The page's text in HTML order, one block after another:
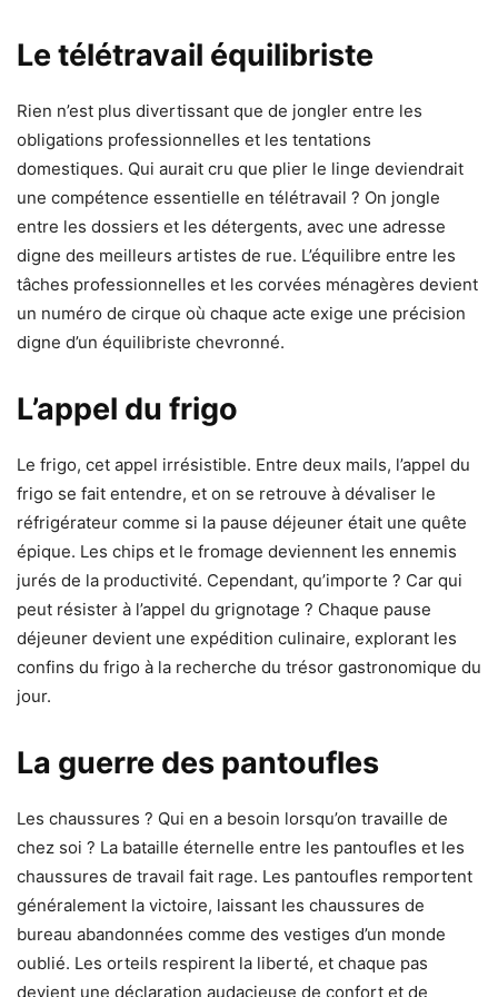
Le télétravail équilibriste
Rien n’est plus divertissant que de jongler entre les
obligations professionnelles et les tentations
domestiques. Qui aurait cru que plier le linge deviendrait
une compétence essentielle en télétravail ? On jongle
entre les dossiers et les détergents, avec une adresse
digne des meilleurs artistes de rue. L’équilibre entre les
tâches professionnelles et les corvées ménagères devient
un numéro de cirque où chaque acte exige une précision
digne d’un équilibriste chevronné.
L’appel du frigo
Le frigo, cet appel irrésistible. Entre deux mails, l’appel du
frigo se fait entendre, et on se retrouve à dévaliser le
réfrigérateur comme si la pause déjeuner était une quête
épique. Les chips et le fromage deviennent les ennemis
jurés de la productivité. Cependant, qu’importe ? Car qui
peut résister à l’appel du grignotage ? Chaque pause
déjeuner devient une expédition culinaire, explorant les
confins du frigo à la recherche du trésor gastronomique du
jour.
La guerre des pantoufles
Les chaussures ? Qui en a besoin lorsqu’on travaille de
chez soi ? La bataille éternelle entre les pantoufles et les
chaussures de travail fait rage. Les pantoufles remportent
généralement la victoire, laissant les chaussures de
bureau abandonnées comme des vestiges d’un monde
oublié. Les orteils respirent la liberté, et chaque pas
devient une déclaration audacieuse de confort et de